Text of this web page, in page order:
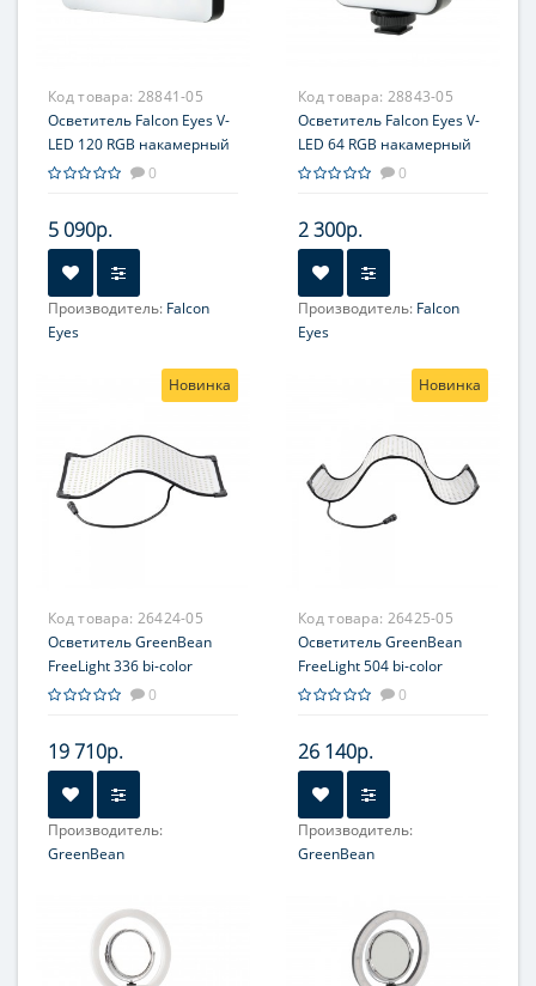
Код товара: 28841-05
Осветитель Falcon Eyes V-
LED 120 RGB накамерный
светодиодный0
5 090р.
Производитель: Falcon
Eyes
Код товара: 28843-05
Осветитель Falcon Eyes V-
LED 64 RGB накамерный
светодиодный0
2 300р.
Производитель: Falcon
Eyes
Новинка
Код товара: 26424-05
Осветитель GreenBean
FreeLight 336 bi-color
светодиодный0
19 710р.
Производитель:
GreenBean
Новинка
Код товара: 26425-05
Осветитель GreenBean
FreeLight 504 bi-color
светодиодный0
26 140р.
Производитель:
GreenBean